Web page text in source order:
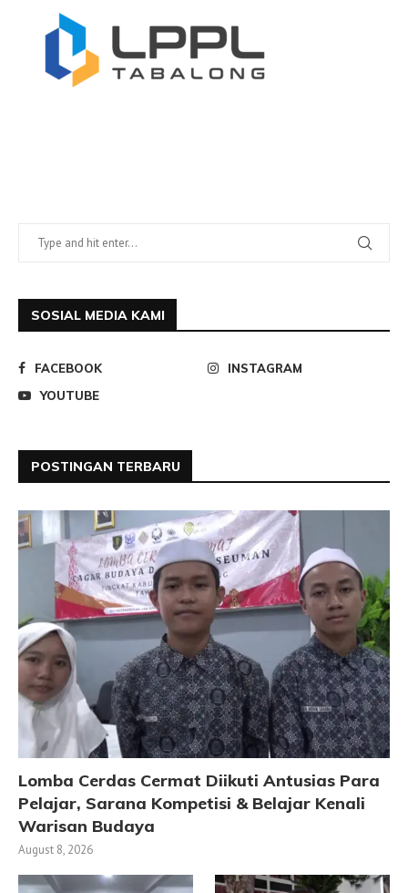
SOSIAL MEDIA KAMI
FACEBOOK
INSTAGRAM
YOUTUBE
POSTINGAN TERBARU
Lomba Cerdas Cermat Diikuti Antusias Para
Pelajar, Sarana Kompetisi & Belajar Kenali
Warisan Budaya
August 8, 2026